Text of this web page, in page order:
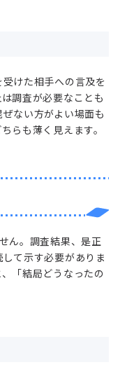
けた相手への言及を
調査が必要なことも
ない方がよい場面も
らも薄く見えます。
ん。調査結果、是正
て示す必要がありま
「結局どうなったの